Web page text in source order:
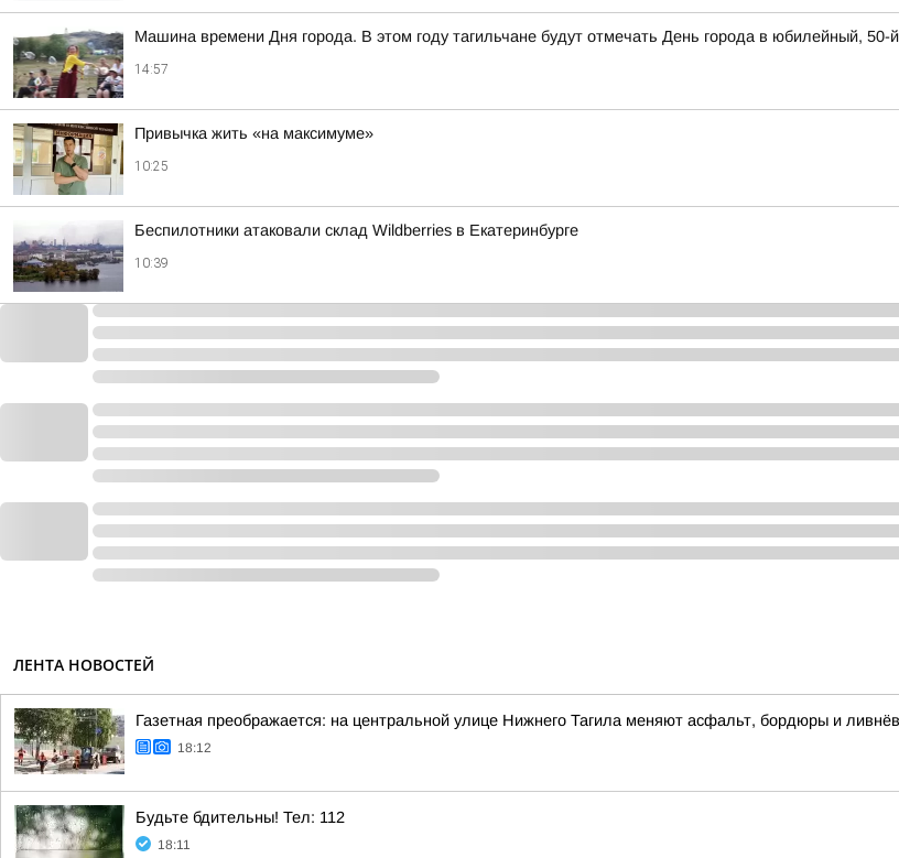
Машина времени Дня города. В этом году тагильчане будут отмечать День города в юбилейный, 50-
14:57
Привычка жить «на максимуме»
10:25
Беспилотники атаковали склад Wildberries в Екатеринбурге
10:39
ЛЕНТА НОВОСТЕЙ
Газетная преображается: на центральной улице Нижнего Тагила меняют асфальт, бордюры и
18:12
Будьте бдительны! Тел: 112
18:11